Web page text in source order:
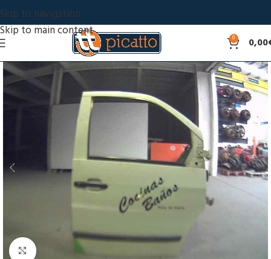
Skip to navigation
Skip to main content
0 0,00
Click to enlarge